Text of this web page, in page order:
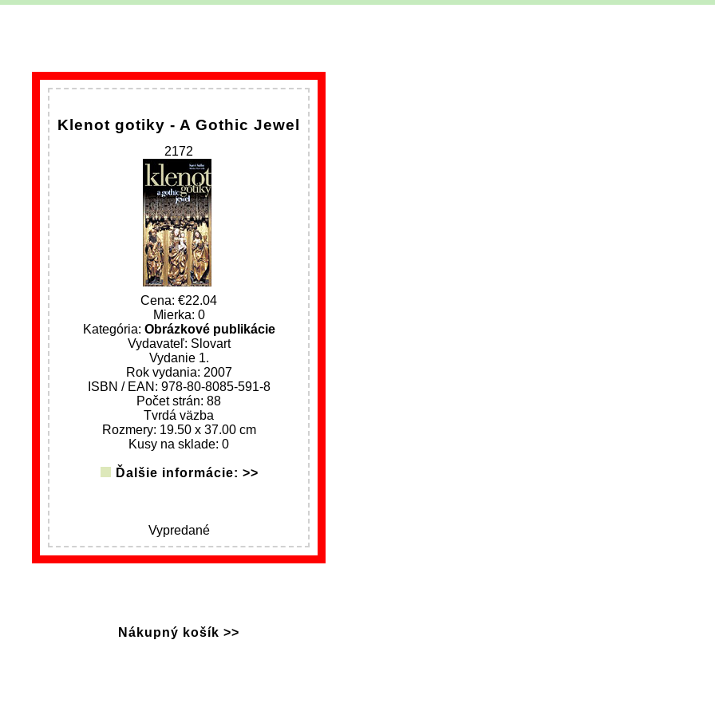
Klenot gotiky - A Gothic Jewel
2172
Cena:
22.04
Mierka: 0
Kategória: Obrázkové publikácie
Vydavateľ: Slovart
Vydanie 1.
Rok vydania: 2007
ISBN / EAN: 978-80-8085-591-8
Počet strán: 88
Tvrdá väzba
Rozmery: 19.50 x 37.00 cm
Kusy na sklade: 0
Ďalšie informácie: >>
Vypredané
Nákupný košík >>